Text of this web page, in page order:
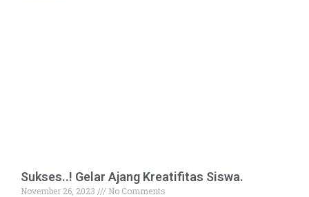
Sukses..! Gelar Ajang Kreatifitas Siswa.
November 26, 2023
No Comments